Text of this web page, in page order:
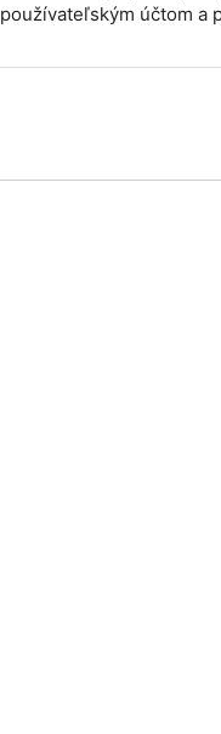
používateľským účtom a